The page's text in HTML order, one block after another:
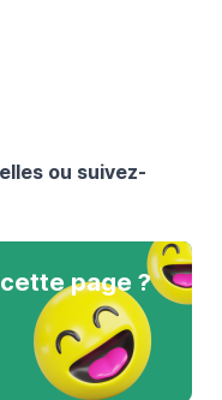
ou suivez-
page ?